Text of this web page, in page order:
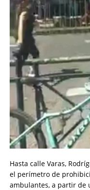
Hasta calle Varas,
el perímetro de
ambulantes, a partir de